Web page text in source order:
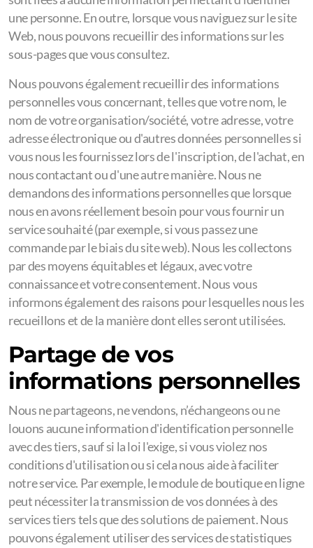
une personne. En outre, lorsque vous naviguez sur le site
Web, nous pouvons recueillir des informations sur les
sous-pages que vous consultez.
Nous pouvons également recueillir des informations
personnelles vous concernant, telles que votre nom, le
nom de votre organisation/société, votre adresse, votre
adresse électronique ou d'autres données personnelles si
vous nous les fournissez lors de l'inscription, de l'achat, en
nous contactant ou d'une autre manière. Nous ne
demandons des informations personnelles que lorsque
nous en avons réellement besoin pour vous fournir un
service souhaité (par exemple, si vous passez une
commande par le biais du site web). Nous les collectons
par des moyens équitables et légaux, avec votre
connaissance et votre consentement. Nous vous
informons également des raisons pour lesquelles nous les
recueillons et de la manière dont elles seront utilisées.
Partage de vos
informations personnelles
Nous ne partageons, ne vendons, n’échangeons ou ne
louons aucune information d'identification personnelle
avec des tiers, sauf si la loi l'exige, si vous violez nos
conditions d'utilisation ou si cela nous aide à faciliter
notre service. Par exemple, le module de boutique en ligne
peut nécessiter la transmission de vos données à des
services tiers tels que des solutions de paiement. Nous
pouvons également utiliser des services de statistiques